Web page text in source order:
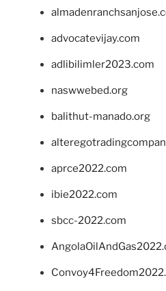
advocatevijay.com
adlibilimler2023.com
naswwebed.org
balithut-manado.org
aprce2022.com
ibie2022.com
sbcc-2022.com